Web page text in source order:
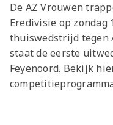
De AZ Vrouwen
Eredivisie op zondag
thuiswedstrijd tegen
staat de eerste
Feyenoord. Bekijk